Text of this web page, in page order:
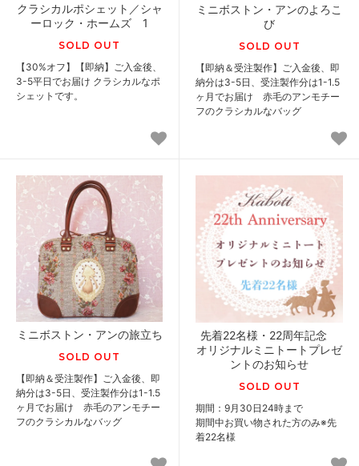
クラシカルポシェット／シャ
ーロック・ホームズ 1
SOLD OUT
【30%オフ】【即納】ご入金後、
3-5平日でお届け クラシカルなポ
シェットです。
ミニボストン・アンのよろこ
び
SOLD OUT
【即納＆受注製作】ご入金後、即
納分は3-5日、受注製作分は1-1.5
ヶ月でお届け 赤毛のアンモチー
フのクラシカルなバッグ
ミニボストン・アンの旅立ち
SOLD OUT
【即納＆受注製作】ご入金後、即
納分は3-5日、受注製作分は1-1.5
ヶ月でお届け 赤毛のアンモチー
フのクラシカルなバッグ
先着22名様・22周年記念
オリジナルミニトートプレゼ
ントのお知らせ
SOLD OUT
期間：9月30日24時まで
期間中お買い物された方のみ※先
着22名様